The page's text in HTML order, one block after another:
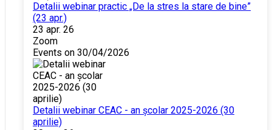
Detalii webinar practic „De la stres la stare de bine”
(23 apr.)
23 apr. 26
Zoom
Events on 30/04/2026
Detalii webinar CEAC - an școlar 2025-2026 (30
aprilie)